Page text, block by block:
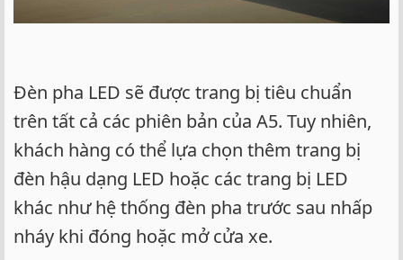
Đèn pha LED sẽ được trang bị tiêu chuẩn
trên tất cả các phiên bản của A5. Tuy nhiên,
khách hàng có thể lựa chọn thêm trang bị
đèn hậu dạng LED hoặc các trang bị LED
khác như hệ thống đèn pha trước sau nhấp
nháy khi đóng hoặc mở cửa xe.